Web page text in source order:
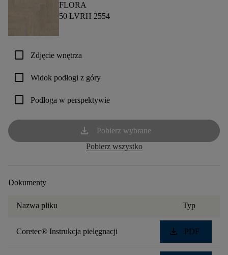
FLORA
50 LVRH 2554
check_box_outline_blank Zdjęcie wnętrza
check_box_outline_blank Widok podłogi z góry
check_box_outline_blank Podłoga w perspektywie
download
Pobierz wybrane
Pobierz wszystko
Dokumenty
Nazwa pliku Typ
Coretec® Instrukcja pielęgnacji download PDF